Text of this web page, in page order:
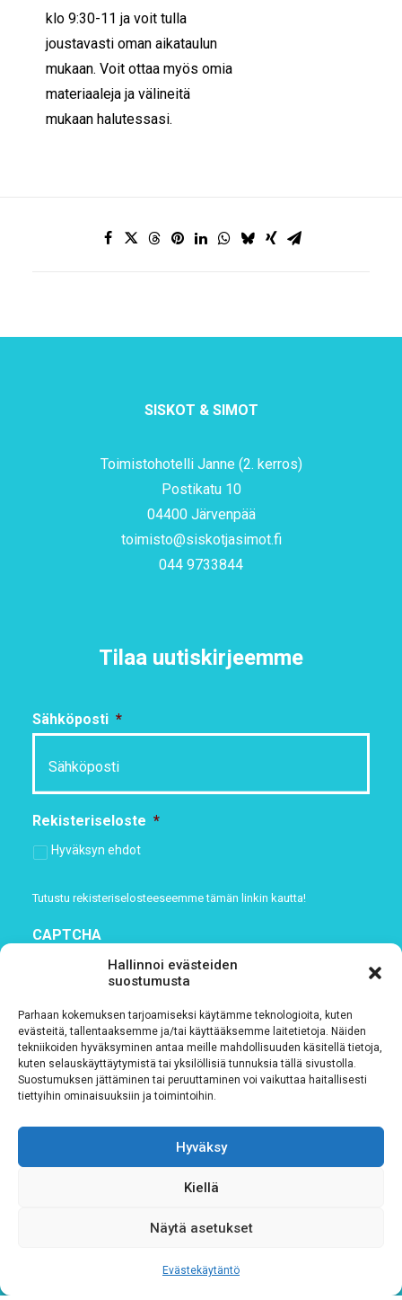
Hallinnoi evästeiden
suostumusta
Parhaan kokemuksen tarjoamiseksi käytämme teknologioita, kuten
evästeitä, tallentaaksemme ja/tai käyttääksemme laitetietoja. Näiden
tekniikoiden hyväksyminen antaa meille mahdollisuuden käsitellä tietoja,
kuten selauskäyttäytymistä tai yksilöllisiä tunnuksia tällä sivustolla.
Suostumuksen jättäminen tai peruuttaminen voi vaikuttaa haitallisesti
tiettyihin ominaisuuksiin ja toimintoihin.
Hyväksy
Kiellä
Näytä asetukset
Evästekäytäntö
klo 9:30-11 ja voit tulla
joustavasti oman aikataulun
mukaan. Voit ottaa myös omia
materiaaleja ja välineitä
mukaan halutessasi.
SISKOT & SIMOT
Toimistohotelli Janne (2. kerros)
Postikatu 10
04400 Järvenpää
toimisto@siskotjasimot.fi
044 9733844
Tilaa uutiskirjeemme
Sähköposti *
Rekisteriseloste *
Hyväksyn ehdot
Tutustu rekisteriselosteeseemmetämän linkin kautta!
CAPTCHA
Tietosuojaseloste
Verkkolaskutustiedot
Materiaalipankki